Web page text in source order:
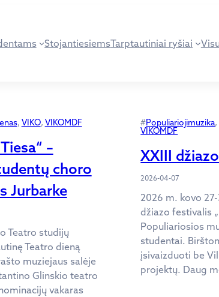
StojantiesiemsTarptautiniai ryšiai
, VIKO, VIKOMDF
–
choro
Jurbarke
Teatro studijų
Teatro dieną
muziejaus salėje
Glinskio teatro
vakaras
#Populiariojimuzika,
VIKOMDF
XXIII
2026-04-07
2026 m. kovo
džiazo festivalis
Populiariosios
studentai.
įsivaizduoti be
projektų. Daug